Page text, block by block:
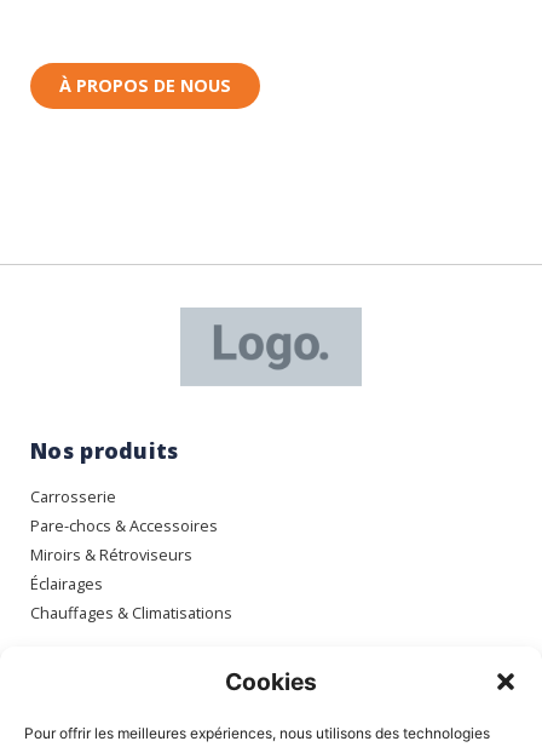
Cookies
Pour offrir les meilleures expériences, nous utilisons des technologies
À PROPOS DE NOUS
Nos produits
Carrosserie
Pare-chocs & Accessoires
Miroirs & Rétroviseurs
Éclairages
Chauffages & Climatisations
Mon compte